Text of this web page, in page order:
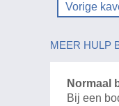
Vorige
MEER HULP
Normaal
Bij een